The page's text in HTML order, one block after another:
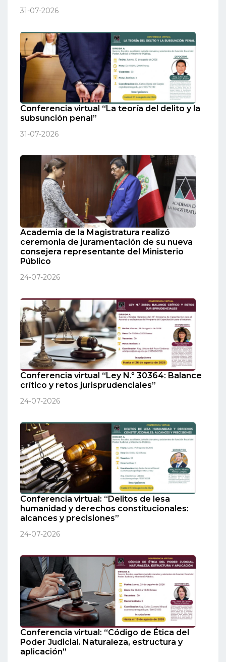
31-07-2026
Conferencia virtual “La teoría del delito y la
subsunción penal”
31-07-2026
Academia de la Magistratura realizó
ceremonia de juramentación de su nueva
consejera representante del Ministerio
Público
24-07-2026
Conferencia virtual “Ley N.º 30364: Balance
crítico y retos jurisprudenciales”
24-07-2026
Conferencia virtual: “Delitos de lesa
humanidad y derechos constitucionales:
alcances y precisiones”
24-07-2026
Conferencia virtual: “Código de Ética del
Poder Judicial. Naturaleza, estructura y
aplicación”